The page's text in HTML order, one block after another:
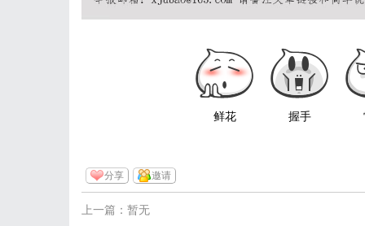
鲜花 握手
分享 邀请
上一篇：暂无